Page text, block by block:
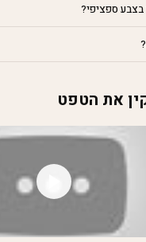
בצבע ספציפי?
את הטפט